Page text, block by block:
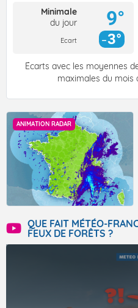
Minimale
du jour
Ecart
9°
3°
Écarts avec les moyennes
maximales du mois
ANIMATION RADAR
QUE FAIT MÉTÉO-
FEUX DE FORÊTS ?